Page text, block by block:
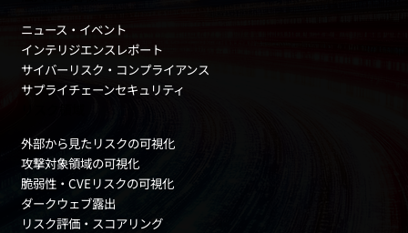
外部から見たリスクの可視化
攻撃対象領域の可視化
脆弱性・CVEリスクの可視化
ダークウェブ露出
リスク評価・スコアリング
ニュース・イベント
インテリジエンスレポート
サイバーリスク・コンプライアンス
サプライチェーンセキュリティ